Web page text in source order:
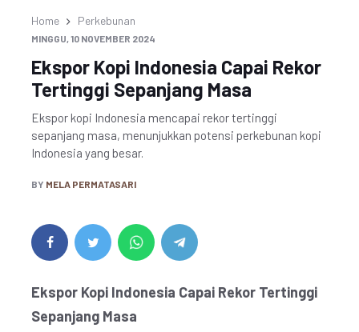
Home Perkebunan
MINGGU, 10 NOVEMBER 2024
Ekspor Kopi Indonesia Capai Rekor
Tertinggi Sepanjang Masa
Ekspor kopi Indonesia mencapai rekor tertinggi
sepanjang masa, menunjukkan potensi perkebunan kopi
Indonesia yang besar.
BY MELA PERMATASARI
Ekspor Kopi Indonesia Capai Rekor Tertinggi
Sepanjang Masa